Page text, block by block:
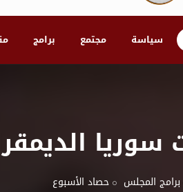
سياسة مجتمع برامج
سوريا
برامج المجلس حصاد الأسبوع